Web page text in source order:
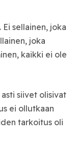
sellainen, joka
joka
kaikki ei ole
asti siivet olisivat
ei ollutkaan
tarkoitus oli